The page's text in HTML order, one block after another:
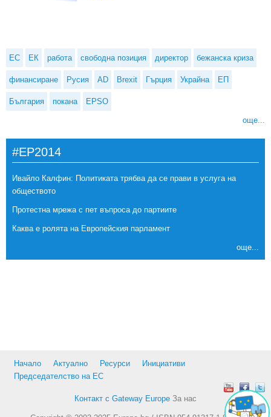
ЕС ЕК работа свободна позиция директор бежанска криза
финансиране Русия AD Brexit Гърция Украйна ЕП
България покана EPSO
още...
#EP2014
Ивайло Калфин: Политиката трябва да се прави в услуга на
обществото
Протестна мрежа с пет въпроса до партиите
Каква е ролята на Европейския парламент
още...
Начало Актуално Ресурси
Инициативи
Председателство на ЕС
Контакт с Gateway Europe За нас